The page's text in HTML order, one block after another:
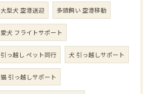
大型犬 空港送迎 多頭飼い 空港移動
愛犬 フライトサポート
引っ越し ペット同行 犬 引っ越しサポート
猫 引っ越しサポート